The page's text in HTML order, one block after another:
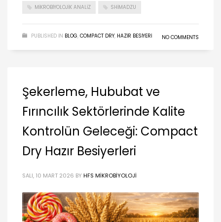
MIKROBIYOLOJIK ANALIZ SHIMADZU
PUBLISHED IN BLOG, COMPACT DRY, HAZIR BESIYERI NO COMMENTS
Şekerleme, Hububat ve
Fırıncılık Sektörlerinde Kalite
Kontrolün Geleceği: Compact
Dry Hazır Besiyerleri
SALI, 10 MART 2026 BY HFS MIKROBIYOLOJI